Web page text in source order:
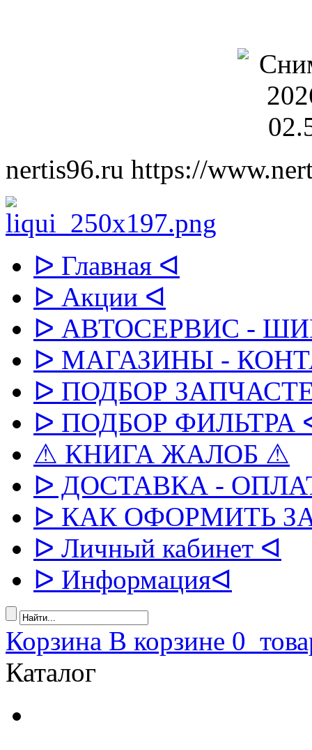
nertis96.ru https://
ᐅ Главная ᐊ
ᐅ Акции ᐊ
ᐅ АВТОСЕРВИС -
ᐅ МАГАЗИНЫ -
ᐅ ПОДБОР
ᐅ ПОДБОР ФИЛЬТРА
⚠ КНИГА ЖАЛОБ ⚠
ᐅ ДОСТАВКА -
ᐅ КАК ОФОРМИТЬ
ᐅ Личный кабинет ᐊ
ᐅ Информацияᐊ
Корзина В корзине 0
Каталог